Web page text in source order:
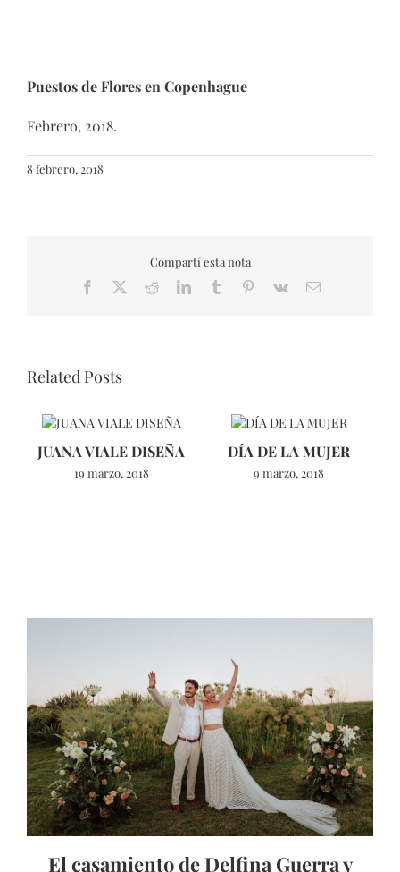
Puestos de Flores en Copenhague
Febrero, 2018.
8 febrero, 2018
Compartí esta nota
Facebook RedditLinkedInTumblr Pinterest
Vk Email
Related Posts
JUANA VIALE DISEÑA
19 marzo, 2018
DÍA DE LA MUJER
9 marzo, 2018
El casamiento de Delfina Guerra y